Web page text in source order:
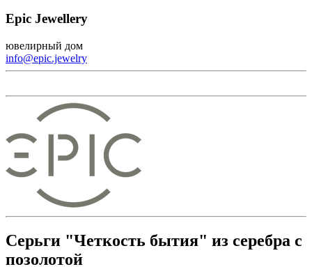
Epic Jewellery
ювелирный дом
info@epic.jewelry
Серьги "Четкость бытия" из серебра с
позолотой